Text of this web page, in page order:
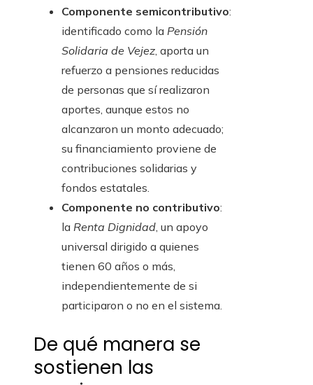
Componente semicontributivo:
identificado como la Pensión
Solidaria de Vejez, aporta un
refuerzo a pensiones reducidas
de personas que sí realizaron
aportes, aunque estos no
alcanzaron un monto adecuado;
su financiamiento proviene de
contribuciones solidarias y
fondos estatales.
Componente no contributivo:
la Renta Dignidad, un apoyo
universal dirigido a quienes
tienen 60 años o más,
independientemente de si
participaron o no en el sistema.
De qué manera se
sostienen las